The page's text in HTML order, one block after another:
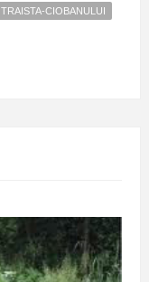
TRAISTA-CIOBANULUI